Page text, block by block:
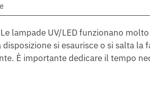
Le lampade UV/LED funzionano
disposizione si esaurisce o si salta
È importante dedicare il tempo